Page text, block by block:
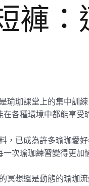
褲
瑜珈課堂上的集中訓
各種環境中都能享受
，已成為許多瑜珈愛
次瑜珈練習變得更加
冥想還是動態的瑜珈